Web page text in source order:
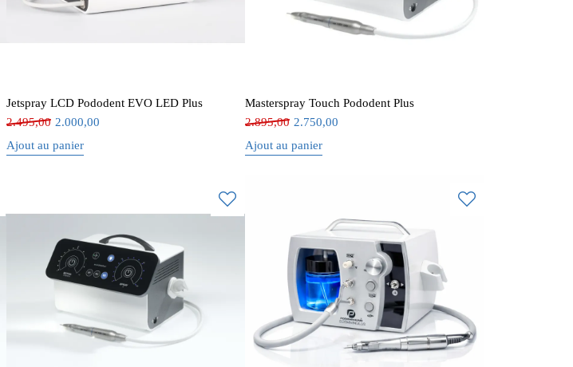
Jetspray LCD Pododent EVO LED Plus
2.495,00 2.000,00
Ajout au panier
Masterspray Touch Pododent Plus
2.895,00 2.750,00
Ajout au panier